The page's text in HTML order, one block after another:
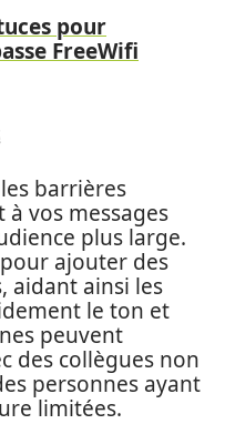
pour
FreeWifi
barrières
vos messages
plus large.
ajouter des
aidant ainsi les
le ton et
peuvent
des collègues non
personnes ayant
limitées.